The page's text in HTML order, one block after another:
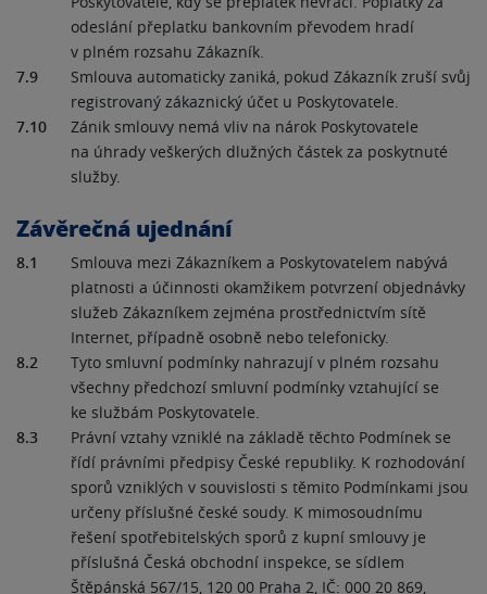
odeslání přeplatku bankovním převodem hradí
v plném rozsahu Zákazník.
7.9
Smlouva automaticky zaniká, pokud Zákazník zruší svůj
registrovaný zákaznický účet u Poskytovatele.
7.10
Zánik smlouvy nemá vliv na nárok Poskytovatele
na úhrady veškerých dlužných částek za poskytnuté
služby.
Závěrečná ujednání
8.1
Smlouva mezi Zákazníkem a Poskytovatelem nabývá
platnosti a účinnosti okamžikem potvrzení objednávky
služeb Zákazníkem zejména prostřednictvím sítě
Internet, případně osobně nebo telefonicky.
8.2
Tyto smluvní podmínky nahrazují v plném rozsahu
všechny předchozí smluvní podmínky vztahující se
ke službám Poskytovatele.
8.3
Právní vztahy vzniklé na základě těchto Podmínek se
řídí právními předpisy České republiky. K rozhodování
sporů vzniklých v souvislosti s těmito Podmínkami jsou
určeny příslušné české soudy. K mimosoudnímu
řešení spotřebitelských sporů z kupní smlouvy je
příslušná Česká obchodní inspekce, se sídlem
Štěpánská 567/15, 120 00 Praha 2, IČ: 000 20 869,